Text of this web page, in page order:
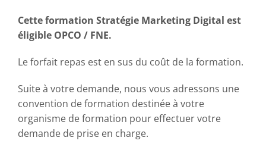
Cette formation Stratégie Marketing Digital est
éligible OPCO / FNE.
Le forfait repas est en sus du coût de la formation.
Suite à votre demande, nous vous adressons une
convention de formation destinée à votre
organisme de formation pour effectuer votre
demande de prise en charge.